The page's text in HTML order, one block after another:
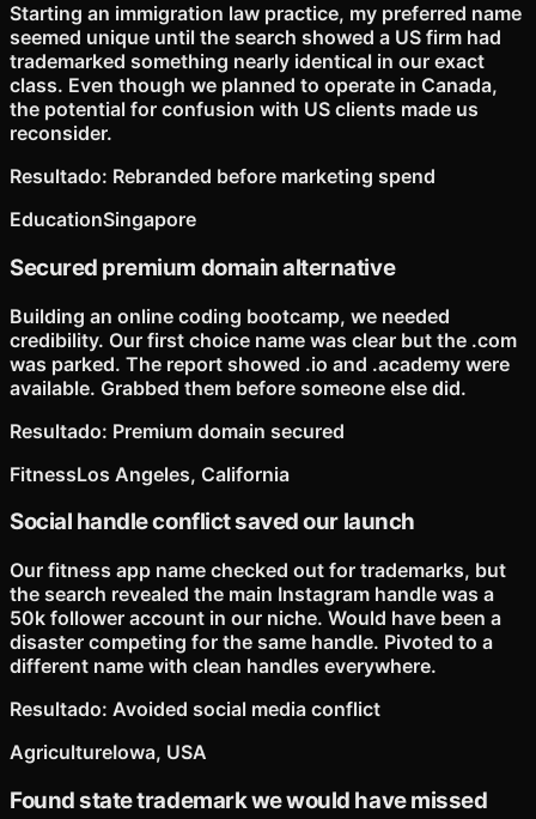
Starting an immigration law practice, my preferred name
seemed unique until the search showed a US firm had
trademarked something nearly identical in our exact
class. Even though we planned to operate in Canada,
the potential for confusion with US clients made us
reconsider.
Resultado: Rebranded before marketing spend
EducationSingapore
Secured premium domain alternative
Building an online coding bootcamp, we needed
credibility. Our first choice name was clear but the .com
was parked. The report showed .io and .academy were
available. Grabbed them before someone else did.
Resultado: Premium domain secured
FitnessLos Angeles, California
Social handle conflict saved our launch
Our fitness app name checked out for trademarks, but
the search revealed the main Instagram handle was a
50k follower account in our niche. Would have been a
disaster competing for the same handle. Pivoted to a
different name with clean handles everywhere.
Resultado: Avoided social media conflict
AgricultureIowa, USA
Found state trademark we would have missed